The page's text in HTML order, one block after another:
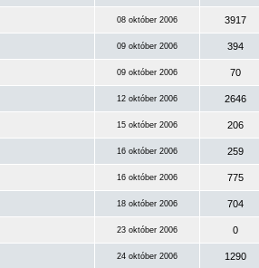
08 október 2006 3917
09 október 2006 394
09 október 2006 70
12 október 2006 2646
15 október 2006 206
16 október 2006 259
16 október 2006 775
18 október 2006 704
23 október 2006 0
24 október 2006 1290